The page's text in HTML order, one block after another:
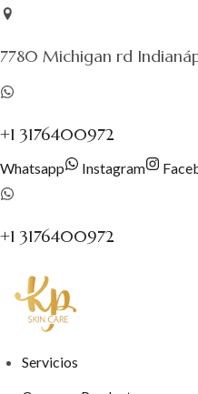
Saltar
contenido
7780 Michigan rd
+1 3176400972
Whatsapp Instagram
+1 3176400972
Servicios